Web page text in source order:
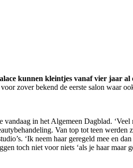
kunnen kleintjes vanaf vier jaar al
zover bekend de eerste salon waar
in het Algemeen Dagblad.
Van top tot teen
‘Ik neem haar geregeld mee en
toch niet voor niets ‘als je haar maar